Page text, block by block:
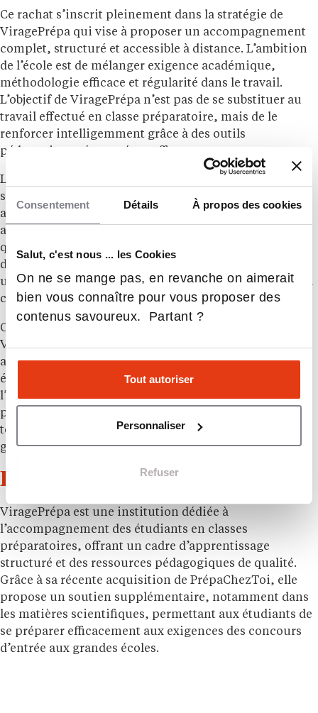
Consentement Détails À propos des cookies
Salut, c'est nous ... les Cookies
On ne se mange pas, en revanche on aimerait
bien vous connaître pour vous proposer des
contenus savoureux. Partant ?
Tout autoriser
Personnaliser
Refuser
Ce rachat s’inscrit pleinement dans la stratégie de
ViragePrépa qui vise à proposer un accompagnement
complet, structuré et accessible à distance. L’ambition
de l’école est de mélanger exigence académique,
méthodologie efficace et régularité dans le travail.
L’objectif de ViragePrépa n’est pas de se substituer au
travail effectué en classe préparatoire, mais de le
renforcer intelligemment grâce à des outils
pédagogiques éprouvés et efficaces.
Les étudiants bénéficient ainsi d’un levier
supplémentaire pour consolider leurs bases,
approfondir les notions complexes et gagner en
autonomie dans leur travail personnel. Ce suivi de
qualité est assuré par des professeurs expérimentés et
des mentors issus des meilleures écoles, garantissant
une pédagogie de haut niveau et des conseils adaptés à
chaque étudiant.
Cette évolution stratégique confirme l’ambition de
ViragePrépa de s’imposer durablement comme un
acteur de référence dans l’accompagnement des
étudiants en classes préparatoires. L’engagement de
l’école envers l’excellence pédagogique et le soutien
personnalisé fait d’elle un partenaire essentiel pour
tous ceux qui aspirent à réussir dans les concours des
grandes écoles.
École ViragePrépa
ViragePrépa est une institution dédiée à
l’accompagnement des étudiants en classes
préparatoires, offrant un cadre d’apprentissage
structuré et des ressources pédagogiques de qualité.
Grâce à sa récente acquisition de PrépaChezToi, elle
propose un soutien supplémentaire, notamment dans
les matières scientifiques, permettant aux étudiants de
se préparer efficacement aux exigences des concours
d’entrée aux grandes écoles.